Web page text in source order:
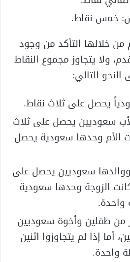
خمس نقاط.
من خلالها التأكد من وجود
ولا يتجاوز مجموع النقاط
التالي:
يحصل على ثلاث نقاط.
سعوديين يحصل على ثلاث
الأم وحدها سعودية يحصل
ووالدها سعوديين يحصل على
الزوجة وحدها سعودية
من طفلين وأخوة سعوديين
أما إذا لم يتجاوزوا اثنين
واحدة.